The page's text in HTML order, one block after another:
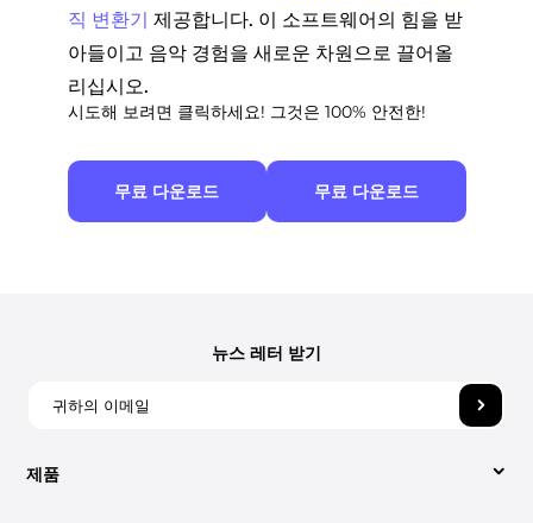
직 변환기 제공합니다. 이 소프트웨어의 힘을 받
아들이고 음악 경험을 새로운 차원으로 끌어올
리십시오.
시도해 보려면 클릭하세요! 그것은 100% 안전한!
무료 다운로드 무료 다운로드
제품
뉴스 레터 받기